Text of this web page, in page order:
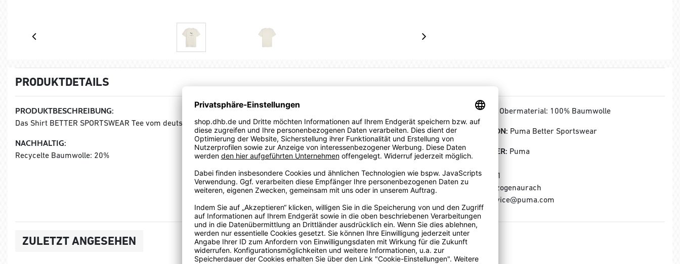
PRODUKTDETAILS
PRODUKTBESCHREIBUNG:
Das Shirt BETTER SPORTSWEAR Tee vom deutschen Sportartikelhersteller Puma aus Herzogenaurach.
NACHHALTIG:
Recycelte Baumwolle: 20%
MATERIAL: Obermaterial: 100% Baumwolle
KOLLEKTION: Puma Better Sportswear
HERSTELLER: Puma
Puma SE
Puma Way 1
91074 Herzogenaurach
E-Mail: service@puma.com
ZULETZT ANGESEHEN